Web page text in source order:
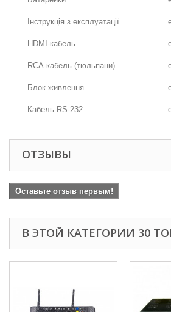
Інструкція з експлуатації
HDMI-кабель
RCA-кабель (тюльпани)
Блок живлення
Кабель RS-232
ОТЗЫВЫ
Оставьте отзыв первым!
В ЭТОЙ КАТЕГОРИИ 30